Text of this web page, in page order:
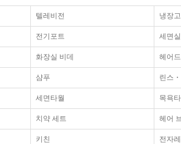
텔레비전 냉장고
전기포트 세면실
화장실 비데 헤어
샴푸 린스
세면타월 목욕
치약 세트 헤어
키친 전자